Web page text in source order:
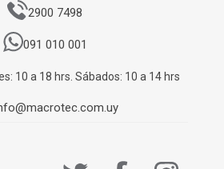
2900 7498
091 010 001
10 a 18 hrs. Sábados: 10 a 14 hrs